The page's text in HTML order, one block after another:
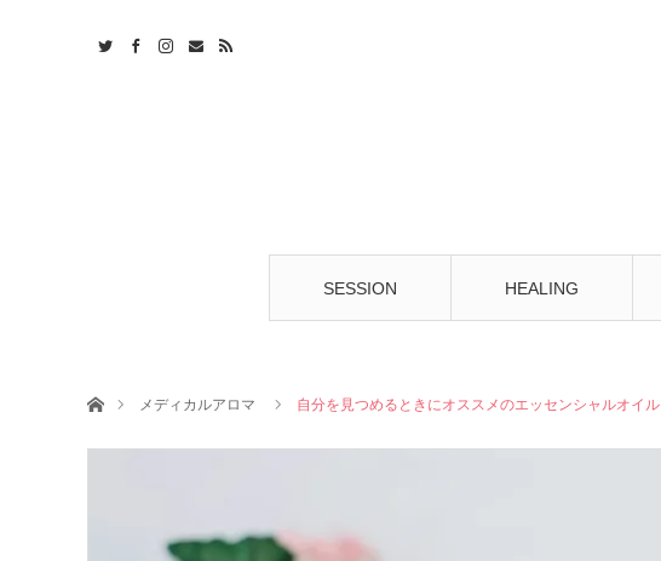
SESSION HEALING
ホームメディカルアロマ 自分を見つめるときにオススメのエッセンシャルオイル